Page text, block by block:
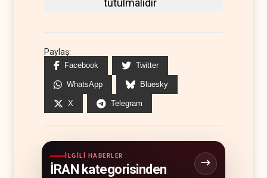
tutulmalıdır
Paylaş:
Facebook Twitter
WhatsApp Bluesky
X Telegram
İLGILI HABERLER
İRAN kategorisinden